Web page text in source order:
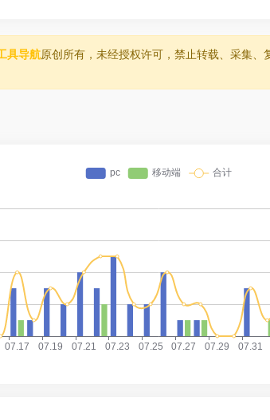
具导航原创所有，未经授权许可，禁止转载、采集